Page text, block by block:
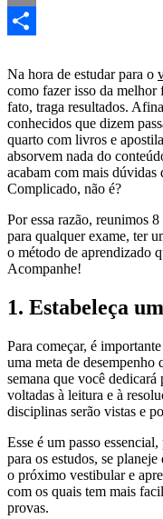
Email
Na hora de estudar para o
como fazer isso da melhor
fato, traga resultados.
conhecidos que dizem
quarto com livros e
absorvem nada do
acabam com mais dúvidas
Complicado, não é?
Por essa razão, reunimos
para qualquer exame, ter
o método de aprendizado
Acompanhe!
1. Estabeleça
Para começar, é
uma meta de desempenho
semana que você dedicará
voltadas à leitura e à
disciplinas serão vistas e
Esse é um passo
para os estudos, se
o próximo vestibular e
com os quais tem mais
provas.